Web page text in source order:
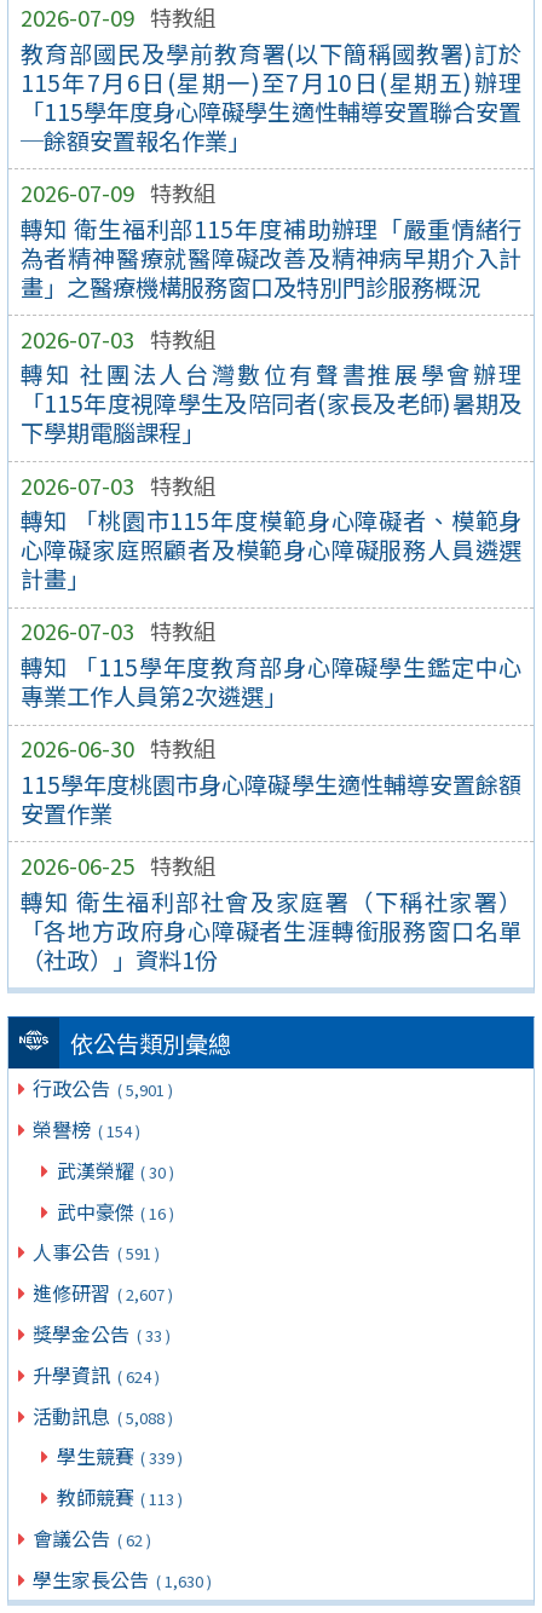
2026-07-09 特教組
教育部國民及學前教育署(以下簡稱國教署)訂於
115年7月6日(星期一)至7月10日(星期五)辦理
「115學年度身心障礙學生適性輔導安置聯合安置
─餘額安置報名作業」
2026-07-09 特教組
轉知 衛生福利部115年度補助辦理「嚴重情緒行
為者精神醫療就醫障礙改善及精神病早期介入計
畫」之醫療機構服務窗口及特別門診服務概況
2026-07-03 特教組
轉知 社團法人台灣數位有聲書推展學會辦理
「115年度視障學生及陪同者(家長及老師)暑期及
下學期電腦課程」
2026-07-03 特教組
轉知 「桃園市115年度模範身心障礙者、模範身
心障礙家庭照顧者及模範身心障礙服務人員遴選
計畫」
2026-07-03 特教組
轉知 「115學年度教育部身心障礙學生鑑定中心
專業工作人員第2次遴選」
2026-06-30 特教組
115學年度桃園市身心障礙學生適性輔導安置餘額
安置作業
2026-06-25 特教組
轉知 衛生福利部社會及家庭署（下稱社家署）
「各地方政府身心障礙者生涯轉銜服務窗口名單
（社政）」資料1份
依公告類別彙總
行政公告 ( 5,901 )
榮譽榜 ( 154 )
武漢榮耀 ( 30 )
武中豪傑 ( 16 )
人事公告 ( 591 )
進修研習 ( 2,607 )
獎學金公告 ( 33 )
升學資訊 ( 624 )
活動訊息 ( 5,088 )
學生競賽 ( 339 )
教師競賽 ( 113 )
會議公告 ( 62 )
學生家長公告 ( 1,630 )